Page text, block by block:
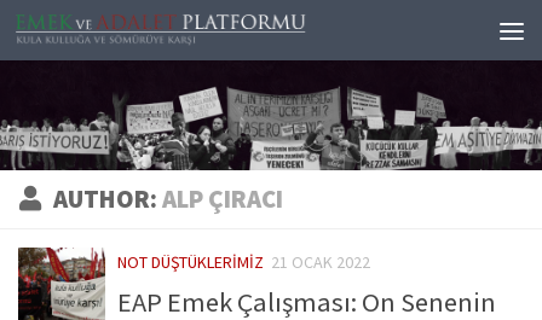
Skip to content
AUTHOR:ALP ÇIRACI
NOT DÜŞTÜKLERIMIZ 21 OCAK 2022
EAP Emek Çalışması: On Senenin